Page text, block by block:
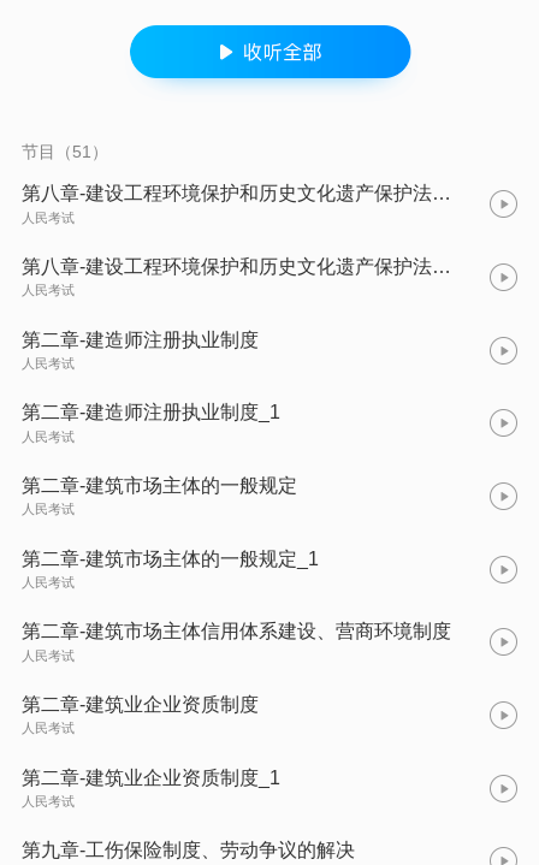
节目（51）
第八章-建设工程环境保护和历史文化遗产保护法律制度 (二)
人民考试
第八章-建设工程环境保护和历史文化遗产保护法律制度 (一)
人民考试
第二章-建造师注册执业制度
人民考试
第二章-建造师注册执业制度_1
人民考试
第二章-建筑市场主体的一般规定
人民考试
第二章-建筑市场主体的一般规定_1
人民考试
第二章-建筑市场主体信用体系建设、营商环境制度
人民考试
第二章-建筑业企业资质制度
人民考试
第二章-建筑业企业资质制度_1
人民考试
第九章-工伤保险制度、劳动争议的解决